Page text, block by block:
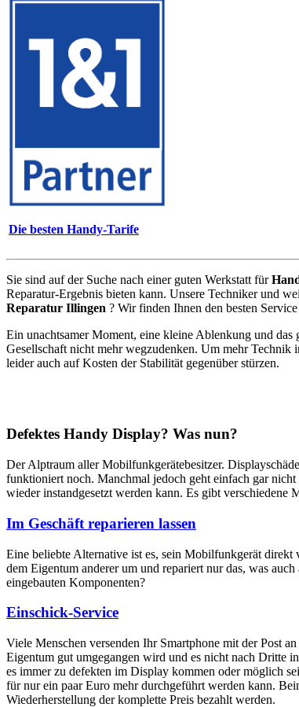
Die besten Handy-Tarife
Sie sind auf der Suche nach einer guten Werkstatt für
Reparatur-Ergebnis bieten kann. Unsere Techniker und
Reparatur Illingen ? Wir finden Ihnen den besten
Ein unachtsamer Moment, eine kleine Ablenkung und
Gesellschaft nicht mehr wegzudenken. Um mehr
leider auch auf Kosten der Stabilität gegenüber stürzen.
Defektes Handy Display? Was nun?
Der Alptraum aller Mobilfunkgerätebesitzer.
funktioniert noch. Manchmal jedoch geht einfach gar
wieder instandgesetzt werden kann. Es gibt
Im Geschäft reparieren lassen
Eine beliebte Alternative ist es, sein Mobilfunkgerät
dem Eigentum anderer um und repariert nur das, was
eingebauten Komponenten?
Einschick-Service
Viele Menschen versenden Ihr Smartphone mit der Post
Eigentum gut umgegangen wird und es nicht nach Dritte
es immer zu defekten im Display kommen oder möglich
für nur ein paar Euro mehr durchgeführt werden kann.
Wiederherstellung der komplette Preis bezahlt werden.